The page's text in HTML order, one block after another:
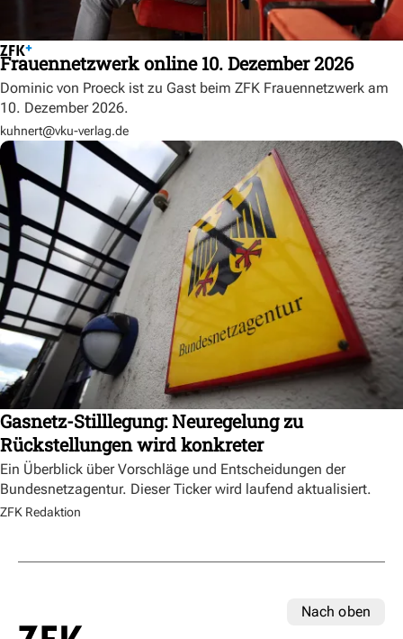
Frauennetzwerk online 10. Dezember 2026
Dominic von Proeck ist zu Gast beim ZFK Frauennetzwerk am
10. Dezember 2026.
kuhnert@vku-verlag.de
Gasnetz-Stilllegung: Neuregelung zu
Rückstellungen wird konkreter
Ein Überblick über Vorschläge und Entscheidungen der
Bundesnetzagentur. Dieser Ticker wird laufend aktualisiert.
ZFK Redaktion
Nach oben